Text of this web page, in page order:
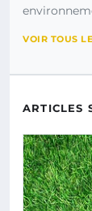
VOIR TOUS
ARTICLES